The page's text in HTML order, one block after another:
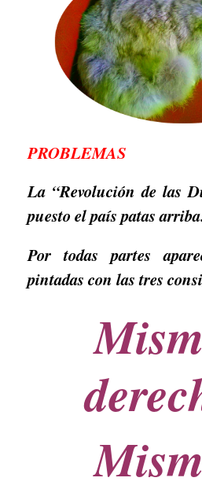
PROBLEMAS
La “Revolución de las
puesto el país patas
Por todas partes
pintadas con las tres